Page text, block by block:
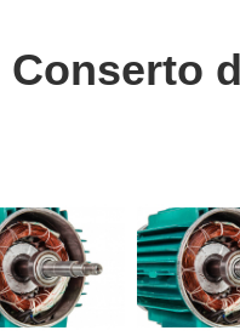
ihm siemens
fanuc
Conserto
servo drive
siemens
Conserto